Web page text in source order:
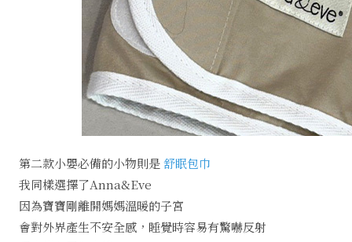
第二款小嬰必備的小物則是舒眠包巾
我同樣選擇了Anna&Eve
因為寶寶剛離開媽媽溫暖的子宮
會對外界產生不安全感，睡覺時容易有驚嚇反射